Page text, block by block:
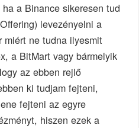
a Binance sikeresen tud
levezényelni a
miért ne tudna ilyesmit
a BitMart vagy bármelyik
az ebben rejlő
ki tudjam fejteni,
fejteni az egyre
hiszen ezek a